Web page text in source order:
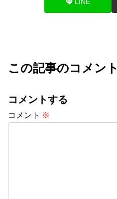
この記事のコメント
コメントする
コメント ※